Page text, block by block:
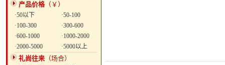
产品价格（￥）
·50以下
·50-100
·100-300
·300-600
·600-1000
·1000-2000
·2000-5000
·5000以上
礼尚往来 （场合）